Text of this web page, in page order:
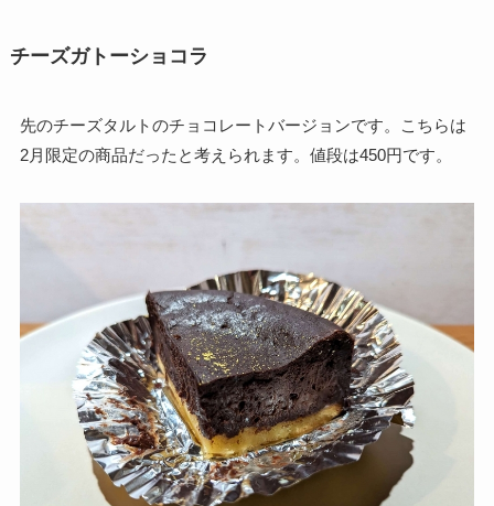
チーズガトーショコラ
先のチーズタルトのチョコレートバージョンです。こちらは
2月限定の商品だったと考えられます。値段は450円です。